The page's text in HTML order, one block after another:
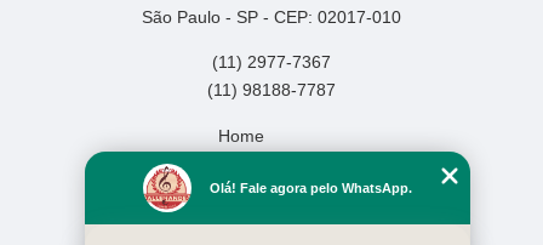
São Paulo - SP - CEP: 02017-010
(11) 2977-7367
(11) 98188-7787
Home
Missão
Olá! Fale agora pelo WhatsApp.